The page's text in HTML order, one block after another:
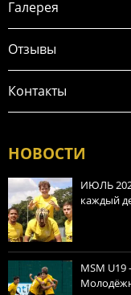
НОВОСТИ
ИЮЛЬ
каждый
MSM
Галерея
Отзывы
Контакты